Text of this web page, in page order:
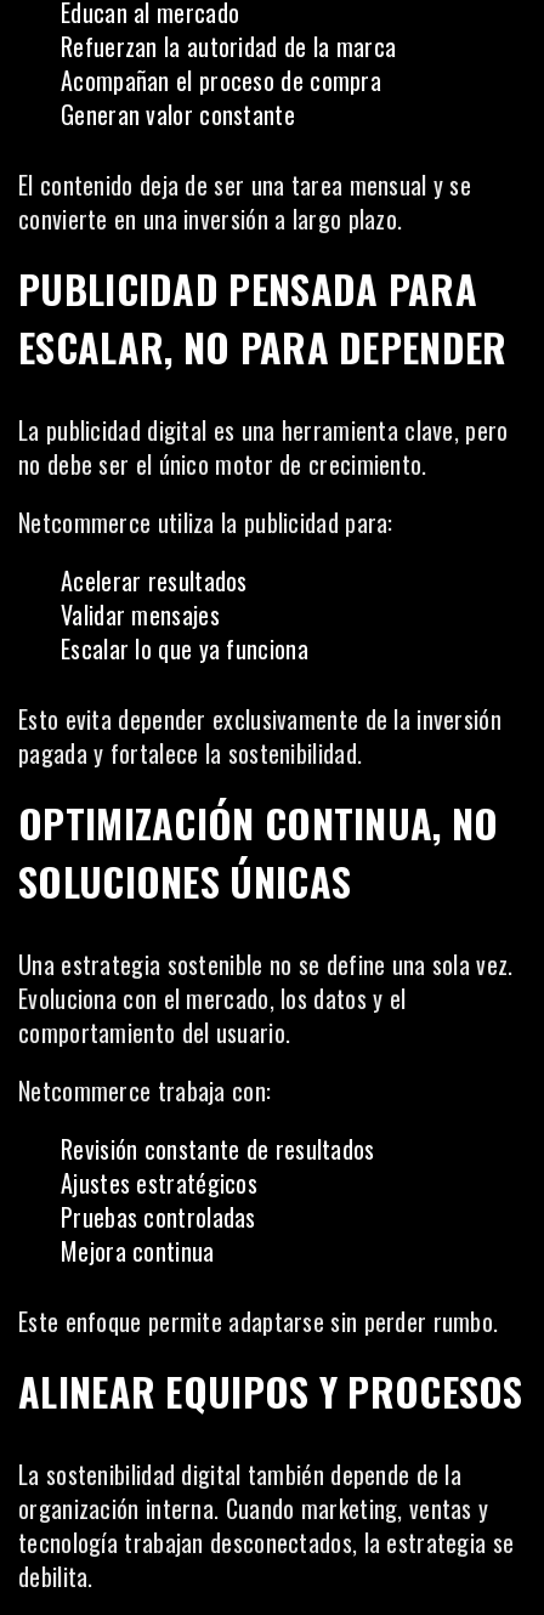
Educan al mercado
Refuerzan la autoridad de la marca
Acompañan el proceso de compra
Generan valor constante
El contenido deja de ser una tarea mensual y se
convierte en una inversión a largo plazo.
PUBLICIDAD PENSADA PARA
ESCALAR, NO PARA DEPENDER
La publicidad digital es una herramienta clave, pero
no debe ser el único motor de crecimiento.
Netcommerce utiliza la publicidad para:
Acelerar resultados
Validar mensajes
Escalar lo que ya funciona
Esto evita depender exclusivamente de la inversión
pagada y fortalece la sostenibilidad.
OPTIMIZACIÓN CONTINUA, NO
SOLUCIONES ÚNICAS
Una estrategia sostenible no se define una sola vez.
Evoluciona con el mercado, los datos y el
comportamiento del usuario.
Netcommerce trabaja con:
Revisión constante de resultados
Ajustes estratégicos
Pruebas controladas
Mejora continua
Este enfoque permite adaptarse sin perder rumbo.
ALINEAR EQUIPOS Y PROCESOS
La sostenibilidad digital también depende de la
organización interna. Cuando marketing, ventas y
tecnología trabajan desconectados, la estrategia se
debilita.